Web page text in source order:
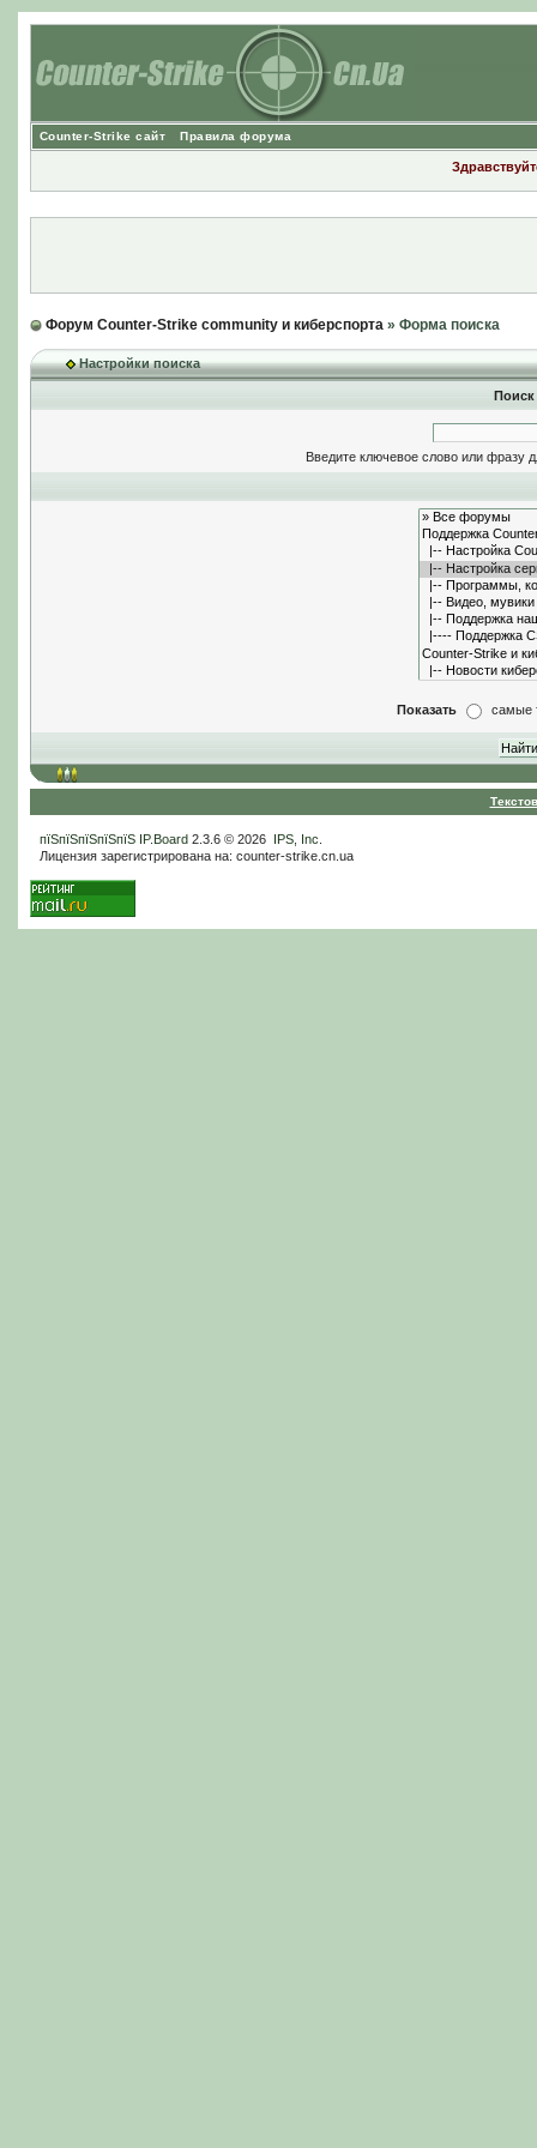
Counter-Strike сайт Правила форума
Форум Counter-Strike community и киберспорта» Форма поиска
Настройки поиска
Введите ключевое слово или фразу
Показать самые
пїЅпїЅпїЅпїЅпїЅ IP.Board2.3.6 © 2026 IPS, Inc
Лицензия зарегистрирована на: counter-strike.cn.ua